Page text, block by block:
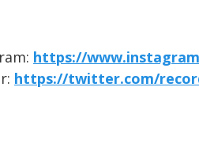
https://
https://twitter.com/